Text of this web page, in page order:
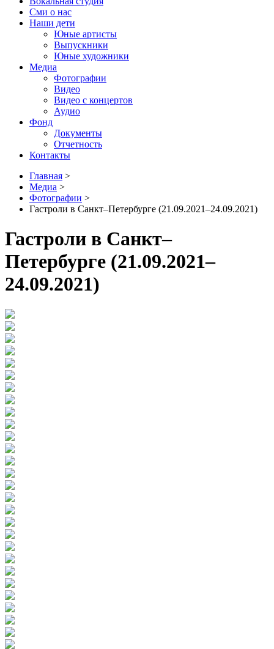
Сми о нас
Наши дети
Юные артисты
Выпускники
Юные художники
Медиа
Фотографии
Видео
Видео с концертов
Аудио
Фонд
Документы
Отчетность
Контакты
Главная >
Медиа >
Фотографии >
Гастроли в Санкт–Петербурге (21.09.2021–24.09.2021)
Гастроли в Санкт–
Петербурге (21.09.2021–
24.09.2021)